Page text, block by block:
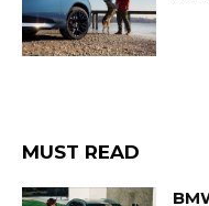
MUST READ